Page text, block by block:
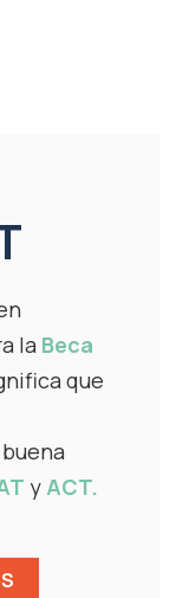
la Beca
que
y ACT.